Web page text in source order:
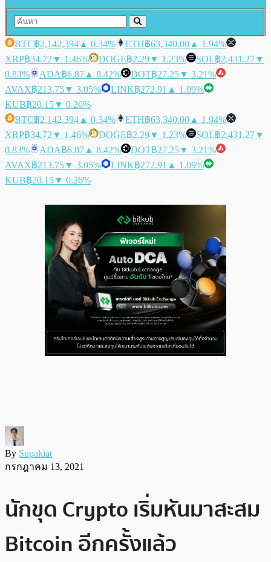
BTC฿2,142,394 ▲ 0.34% ETH฿63,340.00 ▲ 1.94%
XRP฿34.72 ▼ 1.46% DOGE฿2.29▼ 1.23% SOL฿2,431.27▼
0.83%
ADA฿6.87 ▲ 8.42% DOT฿27.25▼ 3.21%
AVAX฿213.75▼ 3.05% LINK฿272.91 ▲ 1.09%
KUB฿20.15▼ 0.26%
BTC฿2,142,394 ▲ 0.34% ETH฿63,340.00 ▲ 1.94%
XRP฿34.72 ▼ 1.46% DOGE฿2.29▼ 1.23% SOL฿2,431.27▼
0.83%
ADA฿6.87 ▲ 8.42% DOT฿27.25▼ 3.21%
AVAX฿213.75▼ 3.05% LINK฿272.91 ▲ 1.09%
KUB฿20.15▼ 0.26%
By Supakiat
กรกฎาคม 13, 2021
นักขุด Crypto เริ่มหันมาสะสม
Bitcoin อีกครั้งแล้ว